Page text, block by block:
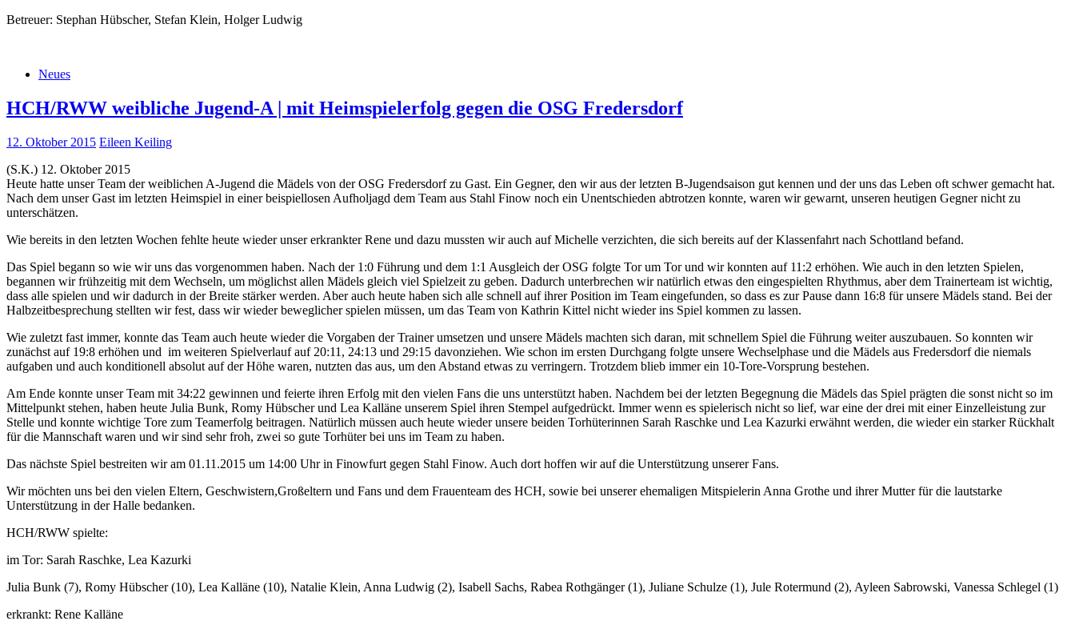
Betreuer: Stephan Hübscher, Stefan Klein, Holger Ludwig
Neues
HCH/RWW weibliche Jugend-A | mit Heimspielerfolg gegen die OSG Fredersdorf
12. Oktober 2015 Eileen Keiling
(S.K.) 12. Oktober 2015
Heute hatte unser Team der weiblichen A-Jugend die Mädels von der OSG Fredersdorf zu Gast. Ein Gegner, den wir aus der letzten B-Jugendsaison gut kennen und der uns das Leben oft schwer gemacht hat.
Nach dem unser Gast im letzten Heimspiel in einer beispiellosen Aufholjagd dem Team aus Stahl Finow noch ein Unentschieden abtrotzen konnte, waren wir gewarnt, unseren heutigen Gegner nicht zu
unterschätzen.
Wie bereits in den letzten Wochen fehlte heute wieder unser erkrankter Rene und dazu mussten wir auch auf Michelle verzichten, die sich bereits auf der Klassenfahrt nach Schottland befand.
Das Spiel begann so wie wir uns das vorgenommen haben. Nach der 1:0 Führung und dem 1:1 Ausgleich der OSG folgte Tor um Tor und wir konnten auf 11:2 erhöhen. Wie auch in den letzten Spielen,
begannen wir frühzeitig mit dem Wechseln, um möglichst allen Mädels gleich viel Spielzeit zu geben. Dadurch unterbrechen wir natürlich etwas den eingespielten Rhythmus, aber dem Trainerteam ist wichtig,
dass alle spielen und wir dadurch in der Breite stärker werden. Aber auch heute haben sich alle schnell auf ihrer Position im Team eingefunden, so dass es zur Pause dann 16:8 für unsere Mädels stand. Bei der
Halbzeitbesprechung stellten wir fest, dass wir wieder beweglicher spielen müssen, um das Team von Kathrin Kittel nicht wieder ins Spiel kommen zu lassen.
Wie zuletzt fast immer, konnte das Team auch heute wieder die Vorgaben der Trainer umsetzen und unsere Mädels machten sich daran, mit schnellem Spiel die Führung weiter auszubauen. So konnten wir
zunächst auf 19:8 erhöhen und im weiteren Spielverlauf auf 20:11, 24:13 und 29:15 davonziehen. Wie schon im ersten Durchgang folgte unsere Wechselphase und die Mädels aus Fredersdorf die niemals
aufgaben und auch konditionell absolut auf der Höhe waren, nutzten das aus, um den Abstand etwas zu verringern. Trotzdem blieb immer ein 10-Tore-Vorsprung bestehen.
Am Ende konnte unser Team mit 34:22 gewinnen und feierte ihren Erfolg mit den vielen Fans die uns unterstützt haben. Nachdem bei der letzten Begegnung die Mädels das Spiel prägten die sonst nicht so im
Mittelpunkt stehen, haben heute Julia Bunk, Romy Hübscher und Lea Kalläne unserem Spiel ihren Stempel aufgedrückt. Immer wenn es spielerisch nicht so lief, war eine der drei mit einer Einzelleistung zur
Stelle und konnte wichtige Tore zum Teamerfolg beitragen. Natürlich müssen auch heute wieder unsere beiden Torhüterinnen Sarah Raschke und Lea Kazurki erwähnt werden, die wieder ein starker Rückhalt
für die Mannschaft waren und wir sind sehr froh, zwei so gute Torhüter bei uns im Team zu haben.
Das nächste Spiel bestreiten wir am 01.11.2015 um 14:00 Uhr in Finowfurt gegen Stahl Finow. Auch dort hoffen wir auf die Unterstützung unserer Fans.
Wir möchten uns bei den vielen Eltern, Geschwistern,Großeltern und Fans und dem Frauenteam des HCH, sowie bei unserer ehemaligen Mitspielerin Anna Grothe und ihrer Mutter für die lautstarke
Unterstützung in der Halle bedanken.
HCH/RWW spielte:
im Tor: Sarah Raschke, Lea Kazurki
Julia Bunk (7), Romy Hübscher (10), Lea Kalläne (10), Natalie Klein, Anna Ludwig (2), Isabell Sachs, Rabea Rothgänger (1), Juliane Schulze (1), Jule Rotermund (2), Ayleen Sabrowski, Vanessa Schlegel (1)
erkrankt: Rene Kalläne